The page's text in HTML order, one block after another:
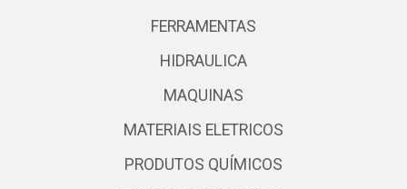
FERRAMENTAS
HIDRAULICA
MAQUINAS
MATERIAIS ELETRICOS
PRODUTOS QUÍMICOS